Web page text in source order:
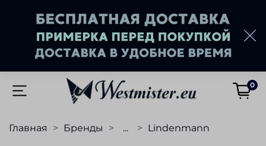
0
Главная Бренды ... Lindenmann